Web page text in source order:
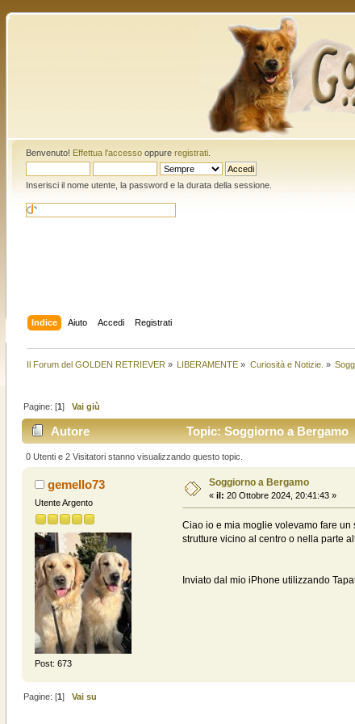
Benvenuto! Effettua l'accessooppure registrati.
Inserisci il nome utente, la password e la durata della sessione.
Indice Aiuto Accedi Registrati
Il Forum del GOLDEN RETRIEVER » LIBERAMENTE » Curiosità e Notizie. »
Pagine: [1] Vai giù
Autore Topic: Soggiorno a Bergamo
0 Utenti e 2 Visitatori stanno visualizzando questo topic.
gemello73
Utente Argento
Post: 673
Soggiorno a Bergamo
« il: 20 Ottobre 2024, 20:41:43 »
Ciao io e mia moglie volevamo fare
strutture vicino al centro o nella parte
Inviato dal mio iPhone utilizzando
Pagine: [1] Vai su